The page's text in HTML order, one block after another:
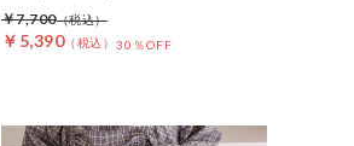
￥5,390 30％OFF
￥7,700